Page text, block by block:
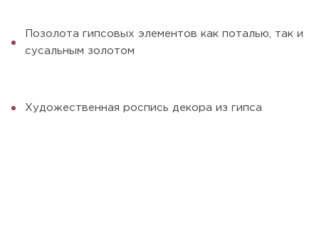
Позолота гипсовых элементов как поталью, так и
сусальным золотом
Художественная роспись декора из гипса